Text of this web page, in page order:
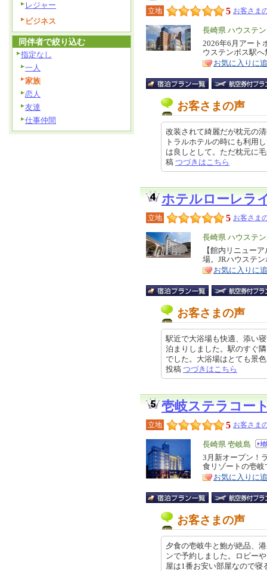
立地 5 お客さま
エ
リ
ア
長崎県 ハウステ
特
徴
2026年6月アート
ウステンボス駅
お気に入りに
お客さまの声
改装されて綺麗だが枕元の
トラルホテルの時にも利用
は良しとして。ただ枕元に
稿 つづきはこちら
ホテルローレラ
立地 5 お客さま
エ
リ
ア
長崎県 ハウステ
特
徴
【館内リニュー
場。JRハウステ
お気に入りに
お客さまの声
駅近で大浴場も快適、添い
泊まりしました。駅のすぐ
でした。大浴場はとても景
投稿 つづきはこちら
壱岐ステラコー
立地 5 お客さま
エ
リ
ア
長崎県 壱岐島
特
徴
3月新オープン！
食リゾートの壱
お気に入りに
お客さまの声
夕食の壱岐牛と鮑が絶品、
ンで予約しました。ロビー
屋は1番お安い部屋なので
レジャー
ビジネス
同伴者で絞り込む
指定なし
一人
家族
恋人
友達
仕事仲間